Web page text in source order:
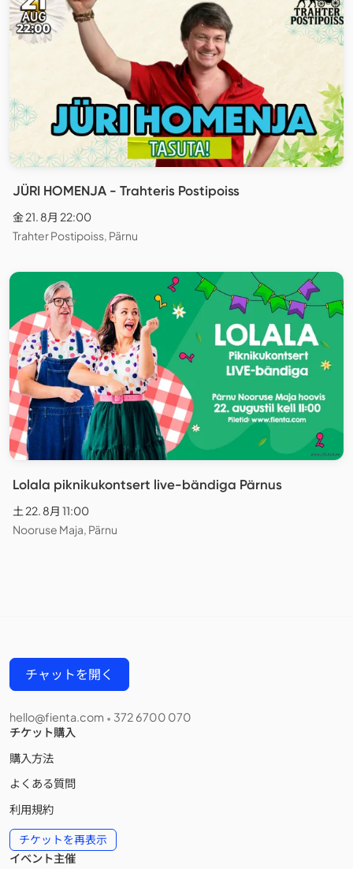
JÜRI HOMENJA - Trahteris Postipoiss
金 21. 8月 22:00
Trahter Postipoiss, Pärnu
Lolala piknikukontsert live-bändiga Pärnus
土 22. 8月 11:00
Nooruse Maja, Pärnu
チャットを開く
hello@fienta.com • 372 6700 070
チケット購入
購入方法
よくある質問
利用規約
チケットを再表示
イベント主催